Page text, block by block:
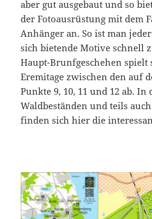
aber gut ausgebaut und so
der Fotoausrüstung mit dem
Anhänger an. So ist man
sich bietende Motive schnell
Haupt-Brunfgeschehen spielt
Eremitage zwischen den auf
Punkte 9, 10, 11 und 12 ab. In
Waldbeständen und teils
finden sich hier die